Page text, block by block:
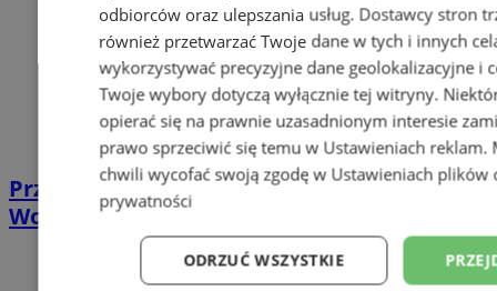
Przebudowa ul. Mszańskiej i Turskiej w
Wodzisławiu Śląskim za 10,5 mln zł
odbiorców oraz ulepszania usług. Dostawcy stron
również przetwarzać Twoje dane w tych i innych
wykorzystywać precyzyjne dane geolokalizacyjne i
Twoje wybory dotyczą wyłącznie tej witryny.
opierać się na prawnie uzasadnionym interesie
prawo sprzeciwić się temu w Ustawieniach reklam.
chwili wycofać swoją zgodę w Ustawieniach plików
prywatności
ODRZUĆ WSZYSTKIE